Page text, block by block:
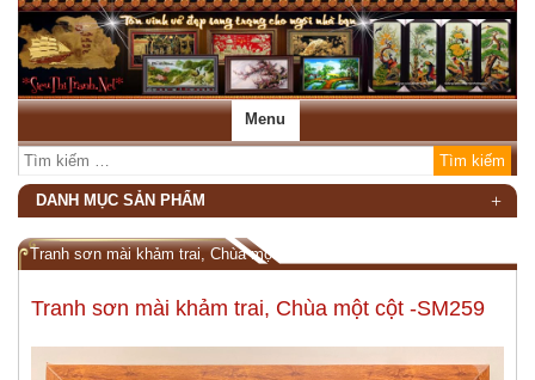
Menu
DANH MỤC SẢN PHẨM
Tranh sơn mài khảm trai, Chùa một cột -SM259
Tranh sơn mài khảm trai, Chùa một cột -SM259